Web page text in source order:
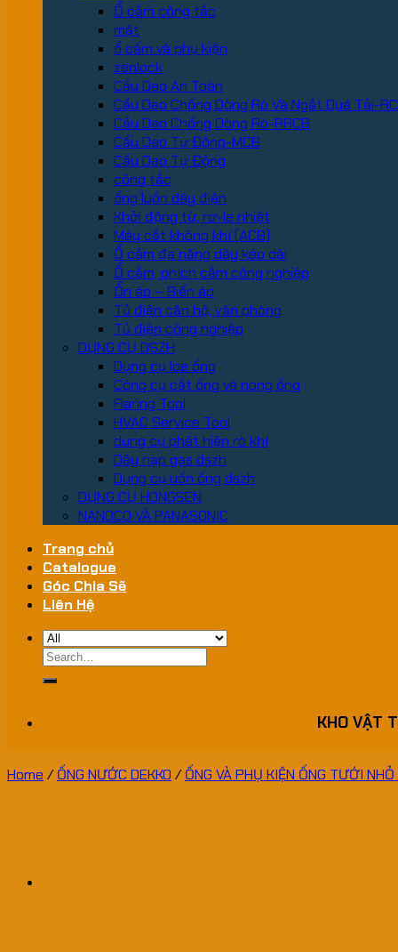
Ổ cắm công tắc
mặt
ổ cấm và phụ kiện
zenlock
Cầu Dao An Toàn
Cầu Dao Chống Dòng Rò Và Ngắt Quá Tải-
Cầu Dao Chống Dòng Rò-RRCB
Cầu Dao Tự Động-MCB
Cầu Dao Tự Động
công tắc
ống luồn dây điện
Khởi động từ, rơ-le nhiệt
Máy cắt không khí (ACB)
Ổ cắm đa năng dây kéo dài
Ổ cắm, phích cắm công nghiệp
Ổn áp – Biến áp
Tủ điện căn hộ, văn phòng
Tủ điện công nghiệp
DỤNG CỤ DSZH
Dụng cụ loe ống
Công cụ cắt ống và nong ống
Flaring Tool
HVAC Service Tool
dung cụ phát hiện rò khí
Dây nạp gas dszh
Dụng cụ uốn ống dszh
DỤNG CỤ HONGSEN
NANOCO VÀ PANASONIC
Trang chủ
Catalogue
Góc Chia Sẽ
Liên Hệ
Search
for:
KHO VẬT
Home / ỐNG NƯỚC DEKKO / ỐNG VÀ PHỤ KIỆN ỐNG TƯỚI